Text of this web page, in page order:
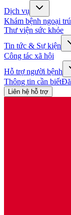
Dịch vụ
Khám bệnh ngoại trú
Thư viện sức khỏe
Tin tức & Sự kiện
Công tác xã hội
Hỗ trợ người bệnh
Thông tin cần biết
Liên hệ hỗ trợ